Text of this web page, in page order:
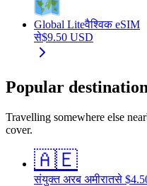
Global Liteवैश्विक eSIM
से$9.50 USD
Popular
Travelling somewhere else
cover.
🇦🇪
संयुक्त अरब अमीरातसे $